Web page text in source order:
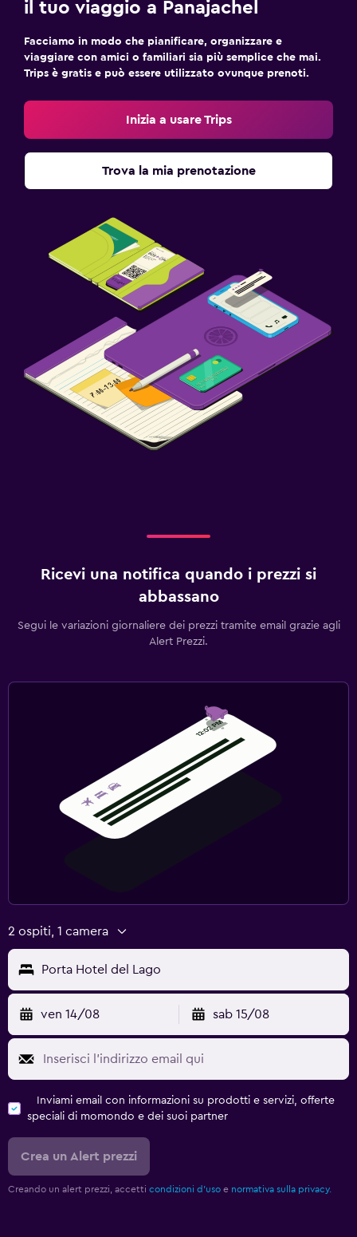
il tuo viaggio a Panajachel
Facciamo in modo che pianificare, organizzare e
viaggiare con amici o familiari sia più semplice che mai.
Trips è gratis e può essere utilizzato ovunque prenoti.
Inizia a usare Trips
Trova la mia prenotazione
Ricevi una notifica quando i prezzi si
abbassano
Segui le variazioni giornaliere dei prezzi tramite email grazie agli
Alert Prezzi.
2 ospiti, 1 camera
Porta Hotel del Lago
ven 14/08 sab 15/08
Inviami email con informazioni su prodotti e servizi, offerte
speciali di momondo e dei suoi partner
Crea un Alert prezzi
Creando un alert prezzi, accetti condizioni d'uso e normativa sulla privacy.